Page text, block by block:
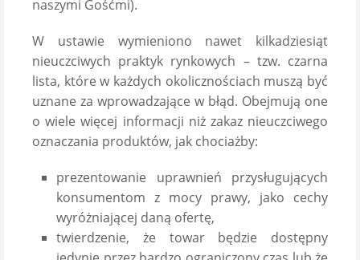
naszymi Gośćmi).
W ustawie wymieniono nawet kilkadziesiąt
nieuczciwych praktyk rynkowych – tzw. czarna
lista, które w każdych okolicznościach muszą być
uznane za wprowadzające w błąd. Obejmują one
o wiele więcej informacji niż zakaz nieuczciwego
oznaczania produktów, jak chociażby:
prezentowanie uprawnień przysługujących
konsumentom z mocy prawy, jako cechy
wyróżniającej daną ofertę,
twierdzenie, że towar będzie dostępny